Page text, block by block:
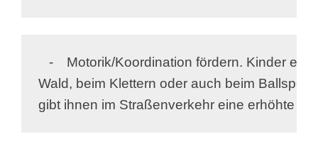
   -	Motorik/Koordination fördern. Kinder erlernen als Beispiel im
Wald, beim Klettern oder auch beim
gibt ihnen im Straßenverkehr eine erhöhte